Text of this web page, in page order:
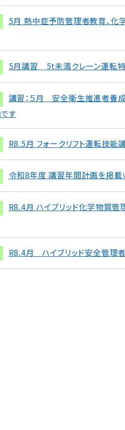
5月 熱中症予防管理者教育、
5月講習 5t未満クレーン運転
講習：５月 安全衛生推進者養
す
R8.5月 フォークリフト運転技能
令和8年度 講習年間計画を掲載
R8.4月 ハイブリッド化学物質
R8.4月 ハイブリッド安全管